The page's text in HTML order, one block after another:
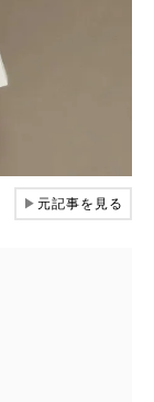
▶元記事を見る